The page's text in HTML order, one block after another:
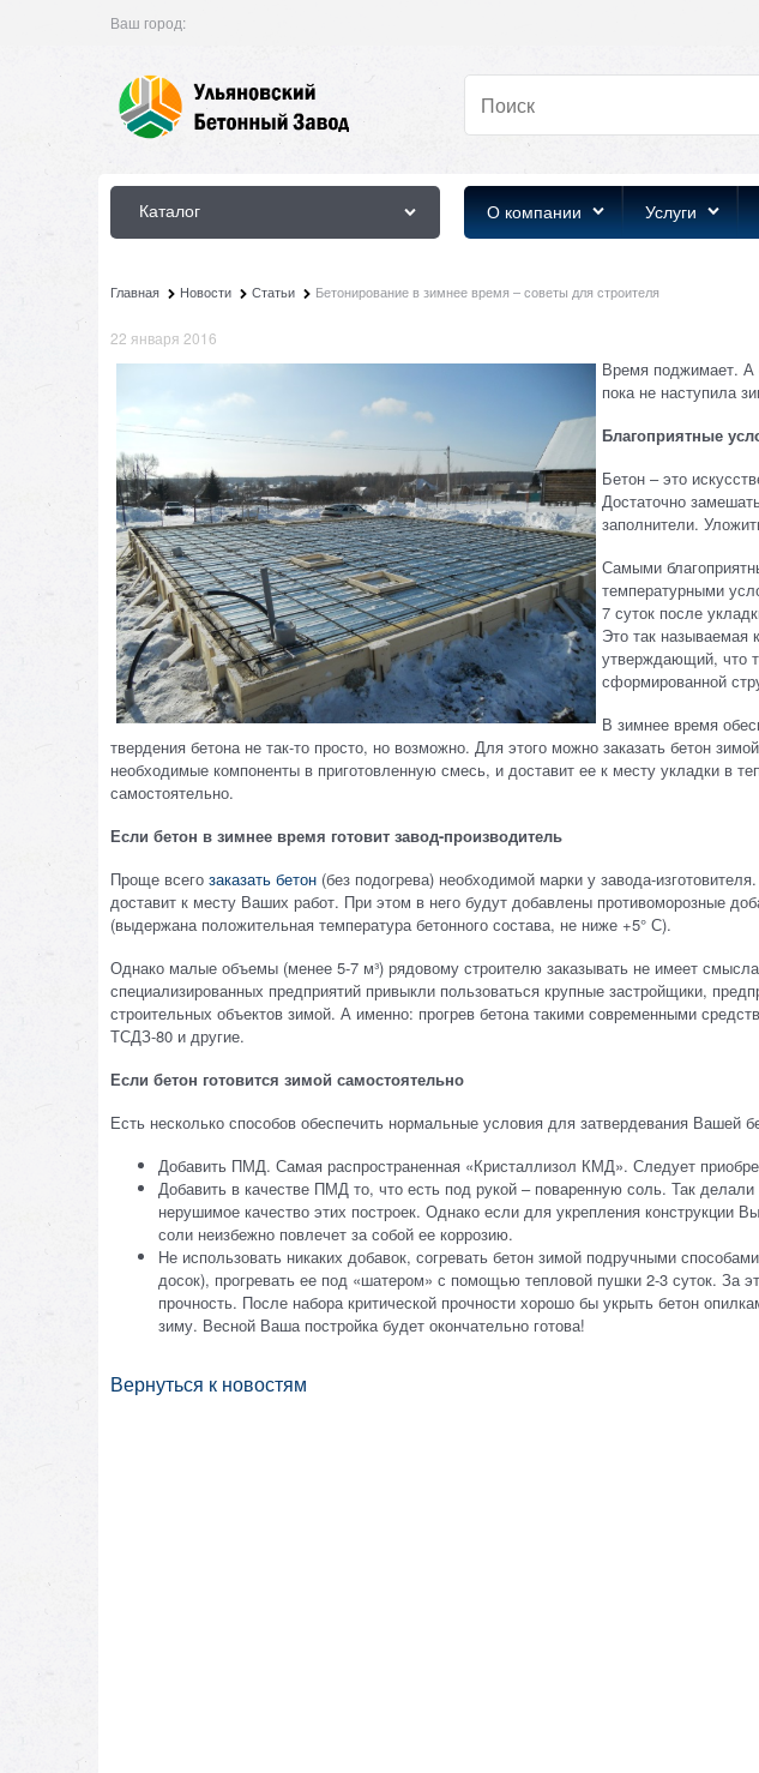
Ваш город:
Каталог О компании Услуги
Главная Новости Статьи Бетонирование в зимнее время – советы для строителя
22 января 2016
Время поджимает. А
пока не наступила
Благоприятные
Бетон – это
Достаточно
заполнители.
Самыми
температурными
7 суток после
Это так называемая
утверждающий, что
сформированной
В зимнее время
твердения бетона не так-то просто, но возможно. Для этого можно заказать бетон
необходимые компоненты в приготовленную смесь, и доставит ее к месту укладки в
самостоятельно.
Если бетон в зимнее время готовит завод-производитель
Проще всего заказать бетон (без подогрева) необходимой марки у завода-
доставит к месту Ваших работ. При этом в него будут добавлены противоморозные
(выдержана положительная температура бетонного состава, не ниже +5° С).
Однако малые объемы (менее 5-7 м³) рядовому строителю заказывать не имеет
специализированных предприятий привыкли пользоваться крупные застройщики,
строительных объектов зимой. А именно: прогрев бетона такими современными
ТСДЗ-80 и другие.
Если бетон готовится зимой самостоятельно
Есть несколько способов обеспечить нормальные условия для затвердевания Вашей
Добавить ПМД. Самая распространенная «Кристаллизол КМД». Следует
Добавить в качестве ПМД то, что есть под рукой – поваренную соль. Так
нерушимое качество этих построек. Однако если для укрепления конструкции
соли неизбежно повлечет за собой ее коррозию.
Не использовать никаких добавок, согревать бетон зимой подручными
досок), прогревать ее под «шатером» с помощью тепловой пушки 2-3 суток. За
прочность. После набора критической прочности хорошо бы укрыть бетон
зиму. Весной Ваша постройка будет окончательно готова!
Вернуться к новостям